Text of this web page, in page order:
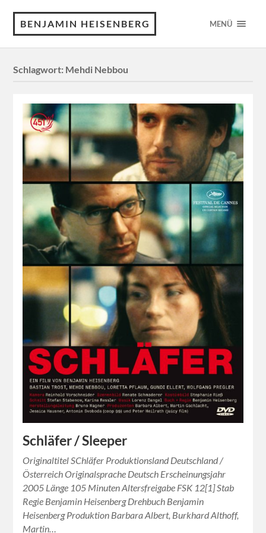
BENJAMIN HEISENBERG MENÜ
Schlagwort: Mehdi Nebbou
Schläfer / Sleeper
Originaltitel SChläfer Produktionsland Deutschland /
Österreich Originalsprache Deutsch Erscheinungsjahr
2005 Länge 105 Minuten Altersfreigabe FSK 12[1] Stab
Regie Benjamin Heisenberg Drehbuch Benjamin
Heisenberg Produktion Barbara Albert, Burkhard Althoff,
Martin…